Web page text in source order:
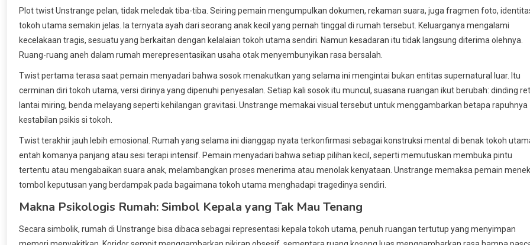
Plot twist Unstrange pelan, tidak meledak tiba-tiba. Seiring pemain mengumpulkan dokumen, rekaman suara, juga fragmen foto,
tokoh utama semakin jelas. Ia ternyata ayah dari seorang anak kecil yang pernah tinggal di rumah tersebut. Keluarganya mengalami
kecelakaan tragis, sesuatu yang berkaitan dengan kelalaian tokoh utama sendiri. Namun kesadaran itu tidak langsung diterima olehnya.
Ruang-ruang aneh dalam rumah merepresentasikan usaha otak menyembunyikan rasa bersalah.
Twist pertama terasa saat pemain menyadari bahwa sosok menakutkan yang selama ini mengintai bukan entitas supernatural luar. Itu
cerminan diri tokoh utama, versi dirinya yang dipenuhi penyesalan. Setiap kali sosok itu muncul, suasana ruangan ikut berubah: dinding
lantai miring, benda melayang seperti kehilangan gravitasi. Unstrange memakai visual tersebut untuk menggambarkan betapa rapuhnya
kestabilan psikis si tokoh.
Twist terakhir jauh lebih emosional. Rumah yang selama ini dianggap nyata terkonfirmasi sebagai konstruksi mental di benak tokoh
entah komanya panjang atau sesi terapi intensif. Pemain menyadari bahwa setiap pilihan kecil, seperti memutuskan membuka pintu
tertentu atau mengabaikan suara anak, melambangkan proses menerima atau menolak kenyataan. Unstrange memaksa pemain
tombol keputusan yang berdampak pada bagaimana tokoh utama menghadapi tragedinya sendiri.
Makna Psikologis Rumah: Simbol Kepala yang Tak Mau Tenang
Secara simbolik, rumah di Unstrange bisa dibaca sebagai representasi kepala tokoh utama, penuh ruangan tertutup yang menyimpan